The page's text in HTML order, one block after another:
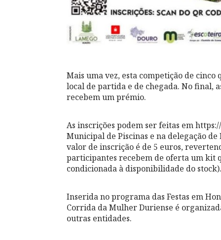
Mais uma vez, esta competição de
local de partida e de chegada. No final,
recebem um prémio.
As inscrições podem ser feitas em
Municipal de Piscinas e na delegação
valor de inscrição é de 5 euros,
participantes recebem de oferta um kit
condicionada à disponibilidade do stock).
Inserida no programa das Festas em
Corrida da Mulher Duriense é
outras entidades.